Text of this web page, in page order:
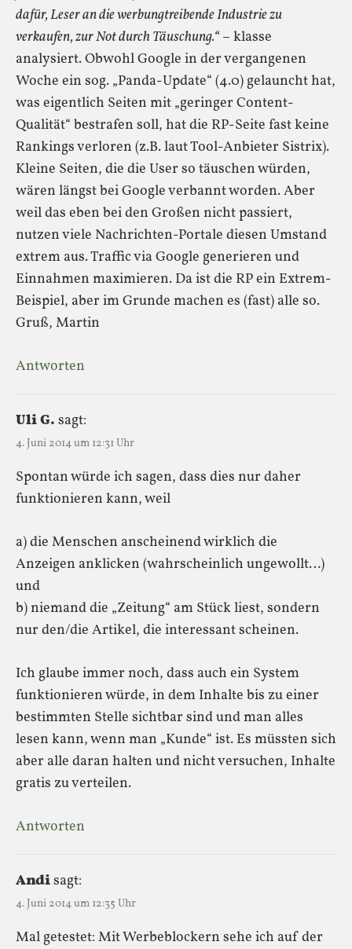
dafür, Leser an die werbungtreibende Industrie zu
verkaufen, zur Not durch Täuschung.“ – klasse
analysiert. Obwohl Google in der vergangenen
Woche ein sog. „Panda-Update“ (4.0) gelauncht hat,
was eigentlich Seiten mit „geringer Content-
Qualität“ bestrafen soll, hat die RP-Seite fast keine
Rankings verloren (z.B. laut Tool-Anbieter Sistrix).
Kleine Seiten, die die User so täuschen würden,
wären längst bei Google verbannt worden. Aber
weil das eben bei den Großen nicht passiert,
nutzen viele Nachrichten-Portale diesen Umstand
extrem aus. Traffic via Google generieren und
Einnahmen maximieren. Da ist die RP ein Extrem-
Beispiel, aber im Grunde machen es (fast) alle so.
Gruß, Martin
Antworten
Uli G. sagt:
4. Juni 2014 um 12:31 Uhr
Spontan würde ich sagen, dass dies nur daher
funktionieren kann, weil
a) die Menschen anscheinend wirklich die
Anzeigen anklicken (wahrscheinlich ungewollt…)
und
b) niemand die „Zeitung“ am Stück liest, sondern
nur den/die Artikel, die interessant scheinen.
Ich glaube immer noch, dass auch ein System
funktionieren würde, in dem Inhalte bis zu einer
bestimmten Stelle sichtbar sind und man alles
lesen kann, wenn man „Kunde“ ist. Es müssten sich
aber alle daran halten und nicht versuchen, Inhalte
gratis zu verteilen.
Antworten
Andisagt:
4. Juni 2014 um 12:35 Uhr
Mal getestet: Mit Werbeblockern sehe ich auf der